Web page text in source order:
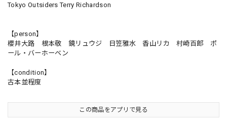
Tokyo Outsiders Terry Richardson
【person】
櫻井大路 根本敬 鏡リュウジ 日笠雅水 香山リカ 村崎百郎 ポ
ール・バーホーベン
【condition】
古本並程度
この商品をアプリで見る